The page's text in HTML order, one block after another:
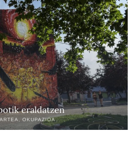
eraldatzen
OKUPAZIOA